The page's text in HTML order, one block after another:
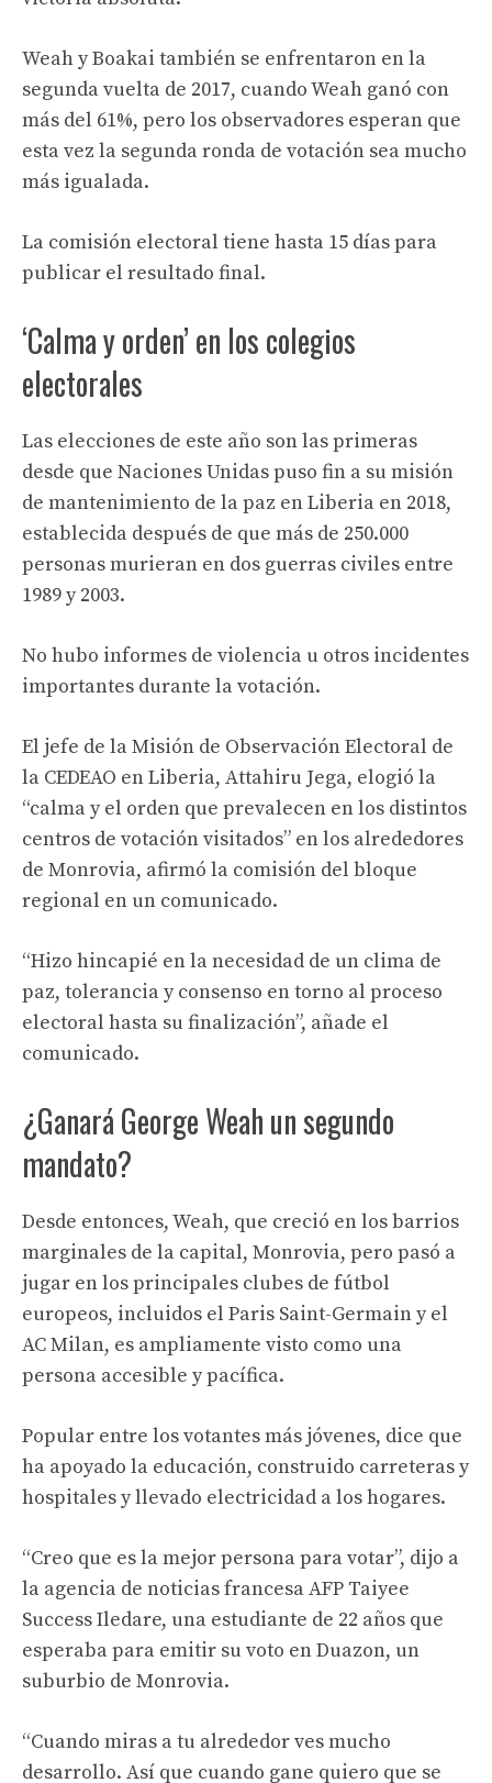
Weah y Boakai también se enfrentaron en la
segunda vuelta de 2017, cuando Weah ganó con
más del 61%, pero los observadores esperan que
esta vez la segunda ronda de votación sea mucho
más igualada.
La comisión electoral tiene hasta 15 días para
publicar el resultado final.
‘Calma y orden’ en los colegios
electorales
Las elecciones de este año son las primeras
desde que Naciones Unidas puso fin a su misión
de mantenimiento de la paz en Liberia en 2018,
establecida después de que más de 250.000
personas murieran en dos guerras civiles entre
1989 y 2003.
No hubo informes de violencia u otros incidentes
importantes durante la votación.
El jefe de la Misión de Observación Electoral de
la CEDEAO en Liberia, Attahiru Jega, elogió la
“calma y el orden que prevalecen en los distintos
centros de votación visitados” en los alrededores
de Monrovia, afirmó la comisión del bloque
regional en un comunicado.
“Hizo hincapié en la necesidad de un clima de
paz, tolerancia y consenso en torno al proceso
electoral hasta su finalización”, añade el
comunicado.
¿Ganará George Weah un segundo
mandato?
Desde entonces, Weah, que creció en los barrios
marginales de la capital, Monrovia, pero pasó a
jugar en los principales clubes de fútbol
europeos, incluidos el Paris Saint-Germain y el
AC Milan, es ampliamente visto como una
persona accesible y pacífica.
Popular entre los votantes más jóvenes, dice que
ha apoyado la educación, construido carreteras y
hospitales y llevado electricidad a los hogares.
“Creo que es la mejor persona para votar”, dijo a
la agencia de noticias francesa AFP Taiyee
Success Iledare, una estudiante de 22 años que
esperaba para emitir su voto en Duazon, un
suburbio de Monrovia.
“Cuando miras a tu alrededor ves mucho
desarrollo. Así que cuando gane quiero que se